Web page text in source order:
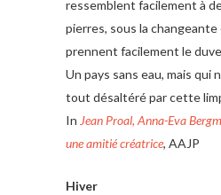
ressemblent facilement à
pierres, sous la
prennent facilement le
Un pays sans eau, mais qui
tout désaltéré par cette
In Jean Proal, Anna-Eva
une amitié créatrice, AAJP
Hiver